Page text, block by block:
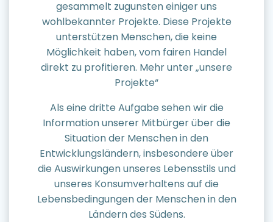
gesammelt zugunsten einiger uns
wohlbekannter Projekte. Diese Projekte
unterstützen Menschen, die keine
Möglichkeit haben, vom fairen Handel
direkt zu profitieren. Mehr unter „unsere
Projekte“
Als eine dritte Aufgabe sehen wir die
Information unserer Mitbürger über die
Situation der Menschen in den
Entwicklungsländern, insbesondere über
die Auswirkungen unseres Lebensstils und
unseres Konsumverhaltens auf die
Lebensbedingungen der Menschen in den
Ländern des Südens.